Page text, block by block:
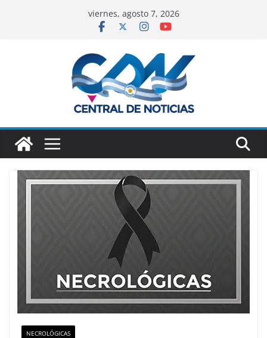
viernes, agosto 7, 2026
NECROLÓGICAS